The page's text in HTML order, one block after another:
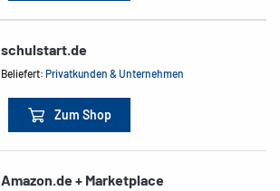
schulstart.de
Beliefert:Privatkunden & Unternehmen
Zum Shop
Amazon.de + Marketplace